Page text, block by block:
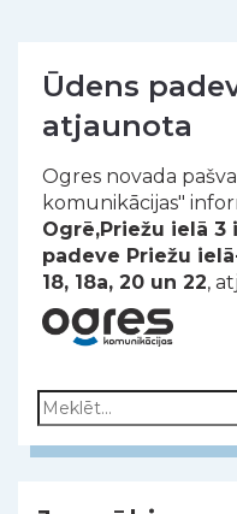
Ūdens
atjaunota
Ogres novada
komunikācijas"
Ogrē,Priežu ielā
padeve Priežu
18, 18a, 20 un 22,
Meklēt